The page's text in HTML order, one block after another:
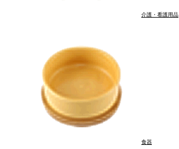
介護・看護用品
食器
商品